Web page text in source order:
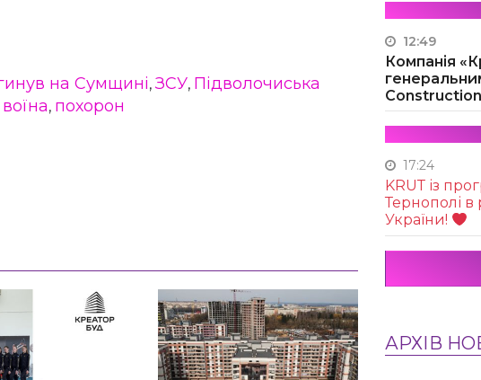
на Сумщині, ЗСУ, Підволочиська
, похорон
12:49
Компанія
17:24
KRUТ із
Тернополі в
України!
АРХІВ